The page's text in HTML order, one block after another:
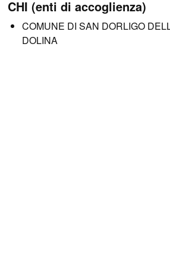
CHI (enti di accoglienza)
COMUNE DI SAN DORLIGO
DOLINA